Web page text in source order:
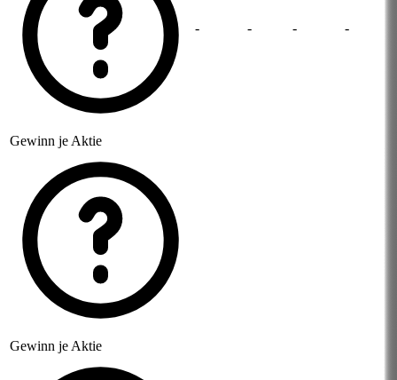
- - - -
Gewinn je Aktie
Gewinn je Aktie